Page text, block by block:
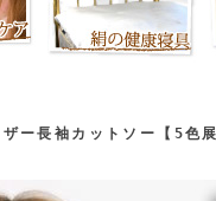
ー長袖カットソー【5色